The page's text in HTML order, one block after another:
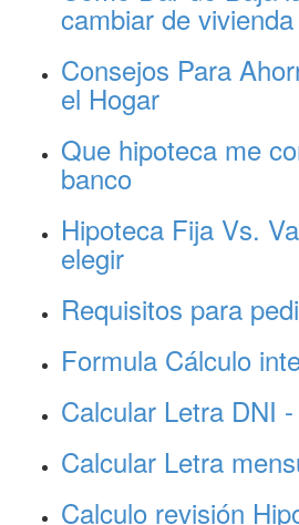
cambiar de vivienda
Consejos Para
el Hogar
Que hipoteca me
banco
Hipoteca Fija Vs.
elegir
Requisitos para
Formula Cálculo
Calcular Letra DNI
Calcular Letra
Calculo revisión